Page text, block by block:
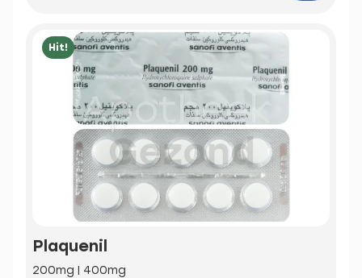
Hit!
Plaquenil
200mg | 400mg